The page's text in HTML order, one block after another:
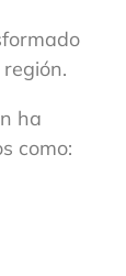
ha
como: